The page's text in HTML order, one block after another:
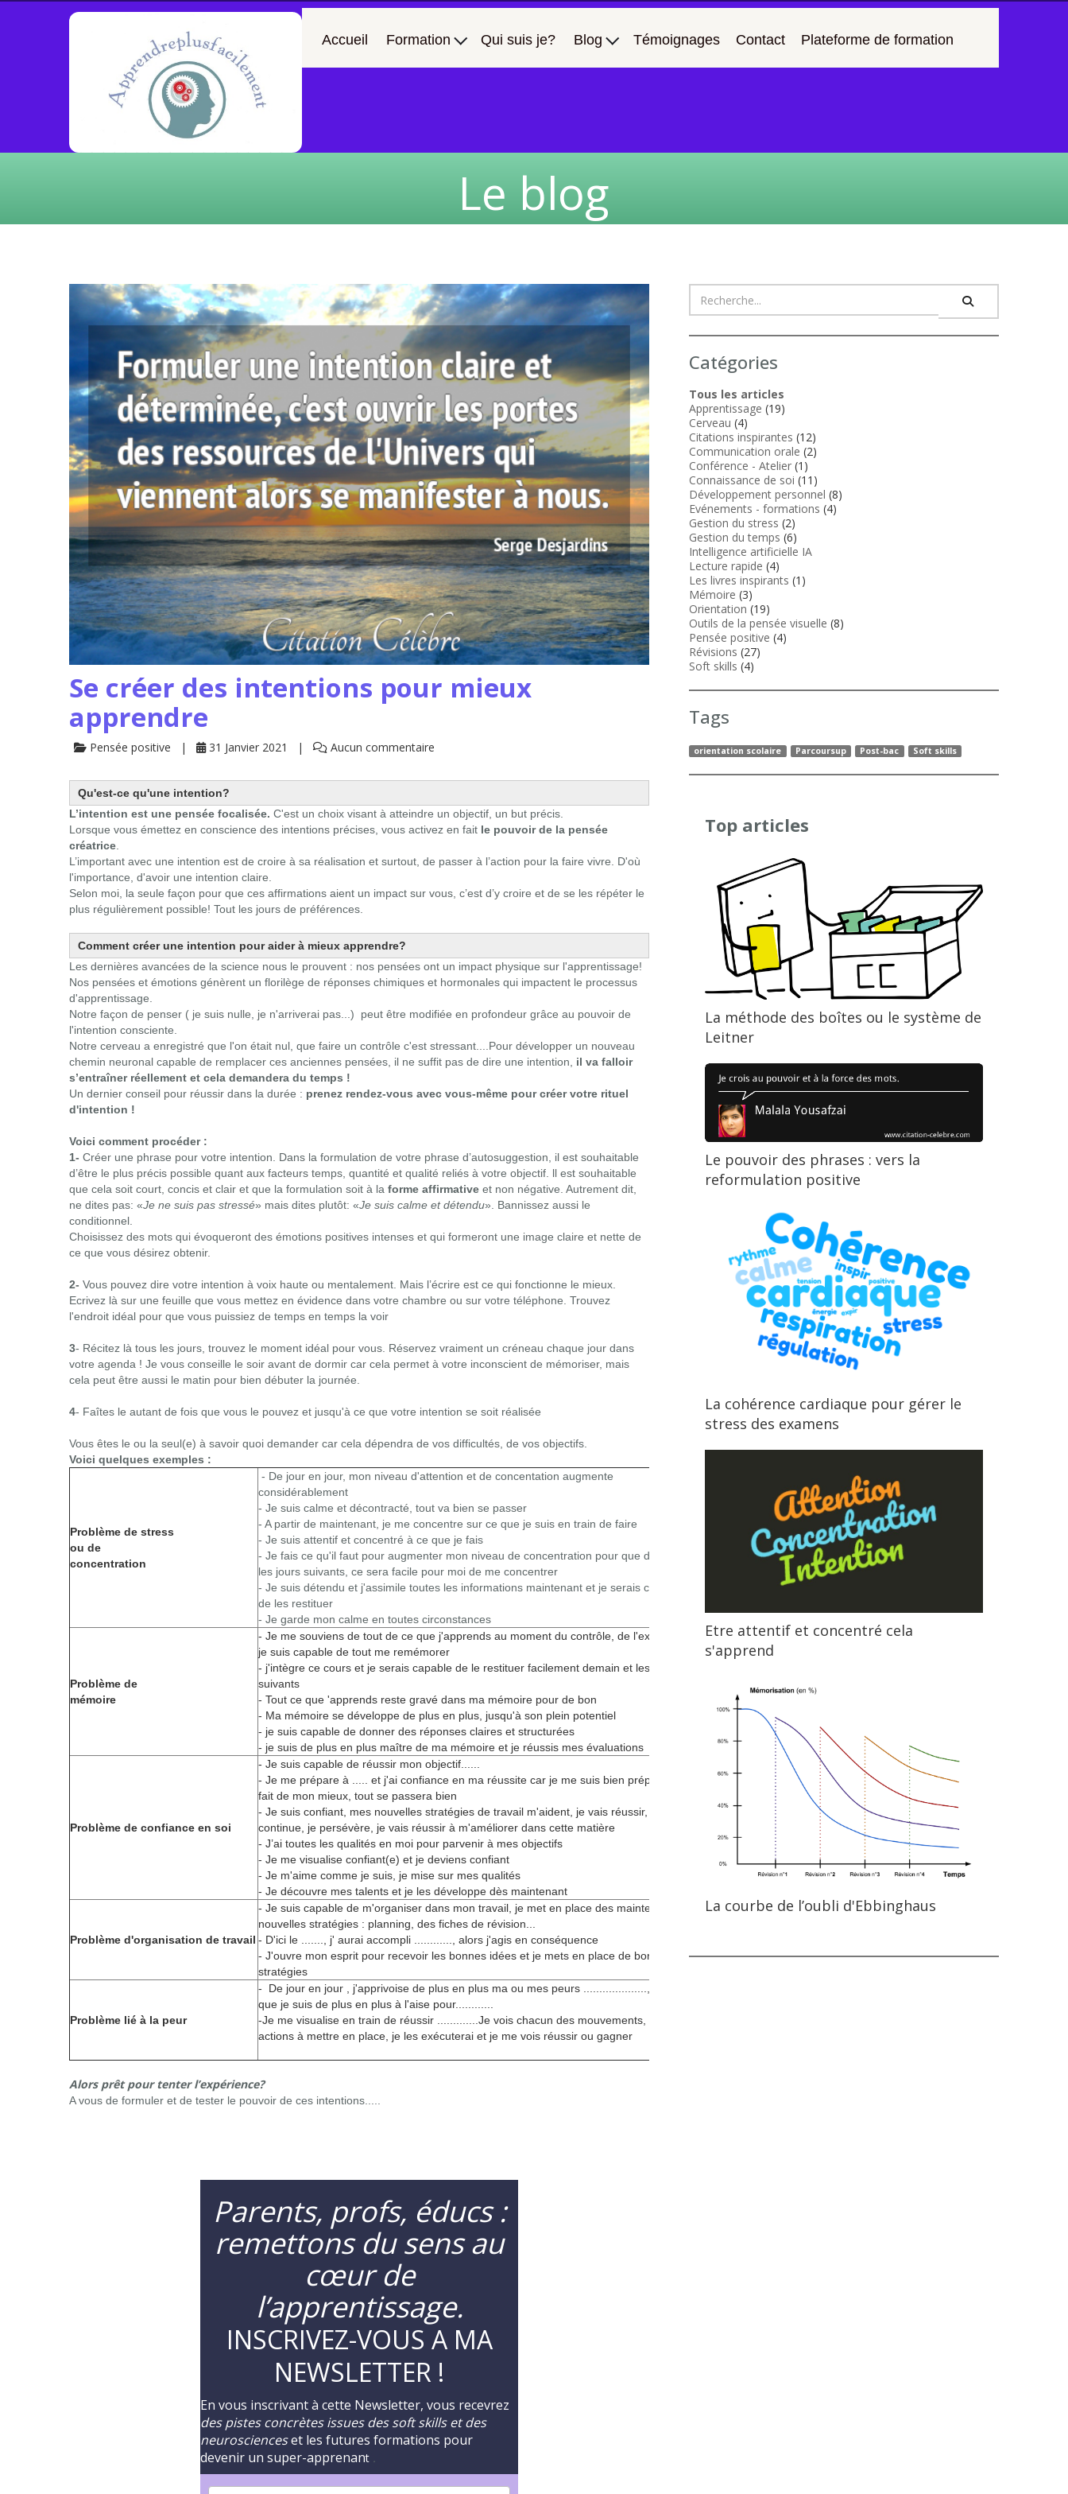
Accueil Formation Qui suis je? Blog Témoignages Contact Plateforme de formation
Le blog
Se créer des intentions pour mieux
apprendre
Pensée positive 31 Janvier 2021 Aucun commentaire
Qu'est-ce qu'une intention?
L’intention est une pensée focalisée. C'est un choix visant à atteindre un objectif, un but précis.
Lorsque vous émettez en conscience des intentions précises, vous activez en fait le pouvoirde la pensée
créatrice
L’important avec une intention est de croire à sa réalisation et surtout, de passer à l’action pour la faire vivre. D'où
l'importance, d'avoir une intention claire.
Selon moi, la seule façon pour que ces affirmations aient un impact sur vous, c’est d’y croire et de se les répéter le
plus régulièrement possible! Tout les jours de préférences.
Comment créer une intention pour aider à mieux apprendre?
Les dernières avancées de la science nous le prouvent : nos pensées ont un impact physique sur l'apprentissage!
Nos pensées et émotions génèrent un florilège de réponses chimiques et hormonales qui impactent le processus
d'apprentissage.
Notre façon de penser ( je suis nulle, je n'arriverai pas...) peut être modifiée en profondeur grâce au pouvoir de
l'intention consciente.
Notre cerveau a enregistré que l'on était nul, que faire un contrôle c'est stressant....Pour développer un nouveau
chemin neuronal capable de remplacer ces anciennes pensées, il ne suffit pas de dire une intention, il va falloir
s’entraîner réellement et cela demandera du temps !
Un dernier conseil pour réussir dans la durée : prenez rendez-vous avec vous-même pour créer votre rituel
d'intention !
Voici comment procéder :
1- Créer une phrase pour votre intention. Dans la formulation de votre phrase d’autosuggestion, il est souhaitable
d’être le plus précis possible quant aux facteurs temps, quantité et qualité reliés à votre objectif. ll est souhaitable
que cela soit court, concis et clair et que la formulation soit à la forme affirmative et non négative. Autrement dit,
ne dites pas: «Je ne suis pas stressé» mais dites plutôt: «Je suis calme et détendu». Bannissez aussi le
conditionnel.
Choisissez des mots qui évoqueront des émotions positives intenses et qui formeront une image claire et nette de
ce que vous désirez obtenir.
2- Vous pouvez dire votre intention à voix haute ou mentalement. Mais l’écrire est ce qui fonctionne le mieux.
Ecrivez là sur une feuille que vous mettez en évidence dans votre chambre ou sur votre téléphone. Trouvez
l'endroit idéal pour que vous puissiez de temps en temps la voir
3- Récitez là tous les jours, trouvez le moment idéal pour vous. Réservez vraiment un créneau chaque jour dans
votre agenda ! Je vous conseille le soir avant de dormir car cela permet à votre inconscient de mémoriser, mais
cela peut être aussi le matin pour bien débuter la journée.
4- Faîtes le autant de fois que vous le pouvez et jusqu'à ce que votre intention se soit réalisée
Vous êtes le ou la seul(e) à savoir quoi demander car cela dépendra de vos difficultés, de vos objectifs.
Voici quelques exemples :
Problème de stress
ou de
concentration
- De jour en jour, mon niveau d'attention et de concentation augmente
considérablement
- Je suis calme et décontracté, tout va bien se passer
- A partir de maintenant, je me concentre sur ce que je suis en train de faire
- Je suis attentif et concentré à ce que je fais
- Je fais ce qu'il faut pour augmenter mon niveau de concentration pour que demain et
les jours suivants, ce sera facile pour moi de me concentrer
- Je suis détendu et j'assimile toutes les informations maintenant et je serais capable
de les restituer
- Je garde mon calme en toutes circonstances
Problème de
mémoire
- Je me souviens de tout de ce que j'apprends au moment du contrôle, de l'examen et
je suis capable de tout me remémorer
- j'intègre ce cours et je serais capable de le restituer facilement demain et les jours
suivants
- Tout ce que 'apprends reste gravé dans ma mémoire pour de bon
- Ma mémoire se développe de plus en plus, jusqu'à son plein potentiel
- je suis capable de donner des réponses claires et structurées
- je suis de plus en plus maître de ma mémoire et je réussis mes évaluations
Problème de confiance en soi
- Je suis capable de réussir mon objectif......
- Je me prépare à ..... et j'ai confiance en ma réussite car je me suis bien préparée, j'ai
fait de mon mieux, tout se passera bien
- Je suis confiant, mes nouvelles stratégies de travail m'aident, je vais réussir, je
continue, je persévère, je vais réussir à m'améliorer dans cette matière
- J’ai toutes les qualités en moi pour parvenir à mes objectifs
- Je me visualise confiant(e) et je deviens confiant
- Je m'aime comme je suis, je mise sur mes qualités
- Je découvre mes talents et je les développe dès maintenant
Problème d'organisation de travail
- Je suis capable de m'organiser dans mon travail, je met en place des maintenant de
nouvelles stratégies : planning, des fiches de révision...
- D'ici le ......., j' aurai accompli ............, alors j'agis en conséquence
- J'ouvre mon esprit pour recevoir les bonnes idées et je mets en place de bonnes
stratégies
Problème lié à la peur
- De jour en jour , j'apprivoise de plus en plus ma ou mes peurs ...................., si bien
que je suis de plus en plus à l'aise pour............
-Je me visualise en train de réussir .............Je vois chacun des mouvements, des
actions à mettre en place, je les exécuterai et je me vois réussir ou gagner
Alors prêt pour tenter l’expérience?
A vous de formuler et de tester le pouvoir de ces intentions.....
Parents, profs, éducs :
remettons du sens au
cœur de
l’apprentissage.
INSCRIVEZ-VOUS A MA
NEWSLETTER !
En vous inscrivant à cette Newsletter, vous recevrez
des pistes concrètes issues des soft skills et des
neuroscienceset les futures formations pour
devenir un super-apprenant
Catégories
Tous les articles
Apprentissage (19)
Cerveau (4)
Citations inspirantes (12)
Communication orale (2)
Conférence - Atelier (1)
Connaissance de soi (11)
Développement personnel (8)
Evénements - formations (4)
Gestion du stress (2)
Gestion du temps (6)
Intelligence artificielle IA
Lecture rapide (4)
Les livres inspirants (1)
Mémoire (3)
Orientation (19)
Outils de la pensée visuelle (8)
Pensée positive (4)
Révisions (27)
Soft skills (4)
Tags
orientation scolaire Parcoursup Post-bac Soft skills
Top articles
La méthode des boîtes ou le système de
Leitner
Le pouvoir des phrases : vers la
reformulation positive
La cohérence cardiaque pour gérer le
stress des examens
Etre attentif et concentré cela
s'apprend
La courbe de l’oubli d'Ebbinghaus